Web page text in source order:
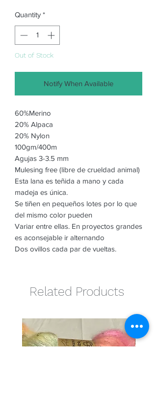
Quantity *
Out of Stock
Notify When Available
60%Merino
20% Alpaca
20% Nylon
100gm/400m
Agujas 3-3.5 mm
Mulesing free (libre de crueldad animal)
Esta lana es teñida a mano y cada
madeja es única.
Se tiñen en pequeños lotes por lo que
del mismo color pueden
Variar entre ellas. En proyectos grandes
es aconsejable ir alternando
Dos ovillos cada par de vueltas.
Related Products